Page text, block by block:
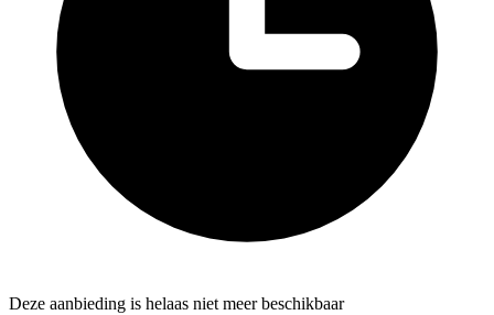
Deze aanbieding is helaas niet meer beschikbaar